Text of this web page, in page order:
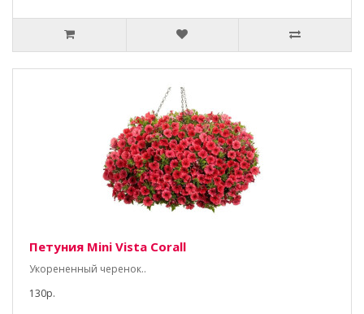
Петуния Mini Vista Corall
Укорененный черенок..
130р.